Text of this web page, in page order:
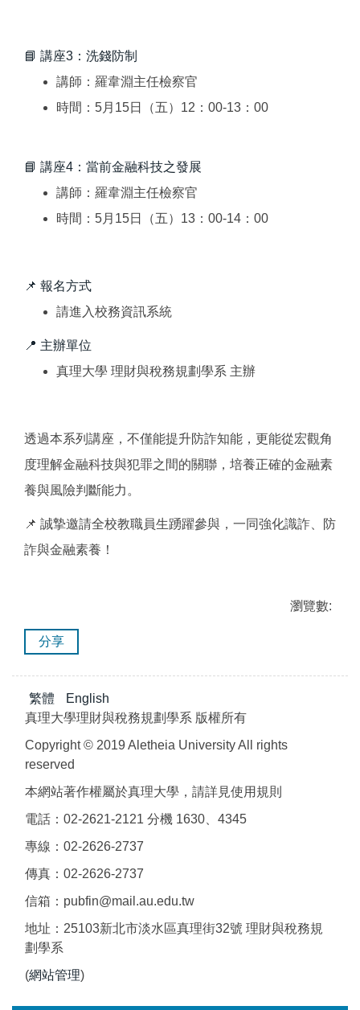
📘 講座3：洗錢防制
講師：羅韋淵主任檢察官
時間：5月15日（五）12：00-13：00
📘 講座4：當前金融科技之發展
講師：羅韋淵主任檢察官
時間：5月15日（五）13：00-14：00
📌 報名方式
請進入校務資訊系統
📍 主辦單位
真理大學 理財與稅務規劃學系 主辦
透過本系列講座，不僅能提升防詐知能，更能從宏觀角
度理解金融科技與犯罪之間的關聯，培養正確的金融素
養與風險判斷能力。
📌 誠摯邀請全校教職員生踴躍參與，一同強化識詐、防
詐與金融素養！
瀏覽數:
分享
繁體
English
真理大學理財與稅務規劃學系 版權所有
Copyright © 2019 Aletheia University All rights
reserved
本網站著作權屬於真理大學，請詳見使用規則
電話：02-2621-2121 分機 1630、4345
專線：02-2626-2737
傳真：02-2626-2737
信箱：pubfin@mail.au.edu.tw
地址：25103新北市淡水區真理街32號 理財與稅務規
劃學系
(網站管理)